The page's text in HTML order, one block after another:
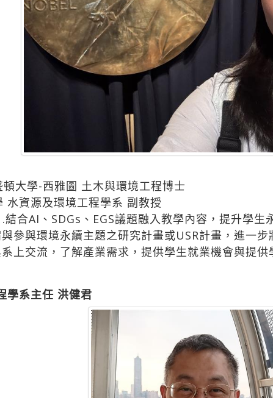
大學-西雅圖 土木與環境工程博士
水資源及環境工程學系 副教授
合AI、SDGs、EGS議題融入教學內容，提升學生
參與環境永續主題之研究計畫或USR計畫，進一步
上交流，了解產業需求，提供學生就業機會與提供
學系主任 洪健君